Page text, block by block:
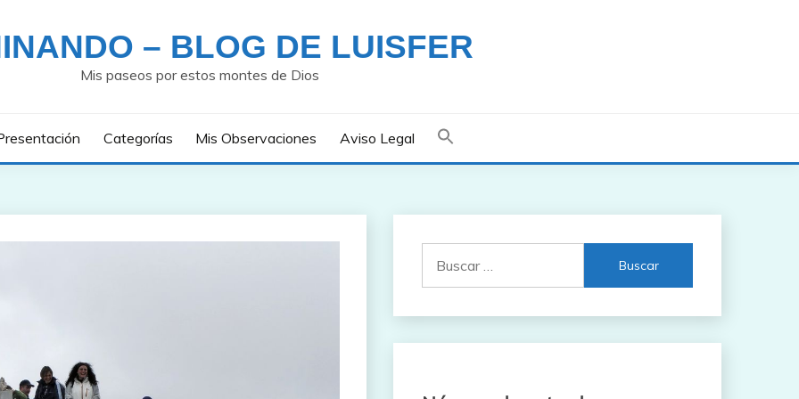
– BLOG DE LUISFER
Mis paseos por estos montes de Dios
Categorías Mis Observaciones Aviso Legal